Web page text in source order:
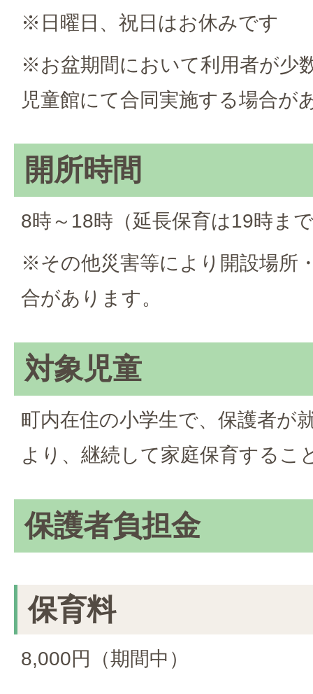
※日曜日、祝日はお休みです
※お盆期間において利用者が少
児童館にて合同実施する場合が
開所時間
8時～18時（延長保育は19時ま
※その他災害等により開設場所
合があります。
対象児童
町内在住の小学生で、保護者が
より、継続して家庭保育するこ
保護者負担金
保育料
8,000円（期間中）